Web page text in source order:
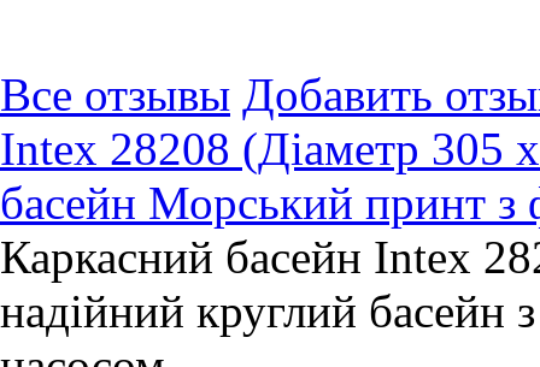
Все отзывы Добавить
Intex 28208 (Діаметр 305
басейн Морський принт
Каркасний басейн Intex
надійний круглий басейн